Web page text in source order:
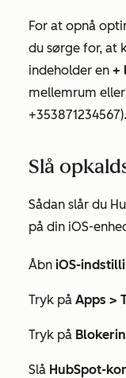
For at opnå
du sørge for, at
indeholder en +
mellemrum
+353871234567).
Slå
Sådan slår du
på din iOS-
Åbn iOS-
Tryk på Apps >
Tryk på
Slå HubSpot-